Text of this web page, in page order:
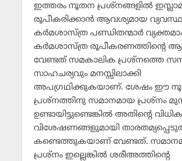
ഇത്തരം നൂതന പ്രശ്നങ്ങളില്‍
രൂപീകരിക്കാന്‍ ആവശ്യമായ
കര്‍മശാസ്ത്ര പണ്ഡിതന്മാര്‍
കര്‍മശാസ്ത്ര രൂപീകരണത്തിന്റെ
വേണ്ടത് സമകാലിക പ്രശ്നത്തെ
സാഹചര്യവും മനസ്സിലാക്കി
അപഗ്രഥിക്കുകയാണ്. ശേഷം ഈ
പ്രശ്നത്തിനു സമാനമായ പ്രശ്നം
ഉണ്ടായിട്ടുണ്ടെങ്കില്‍ അതിന്റെ
വിശേഷണങ്ങളുമായി
കണ്ടെത്തുകയാണ് വേണ്ടത്.
പ്രശ്നം ഇല്ലെങ്കില്‍ ശരീഅത്തിന്റെ